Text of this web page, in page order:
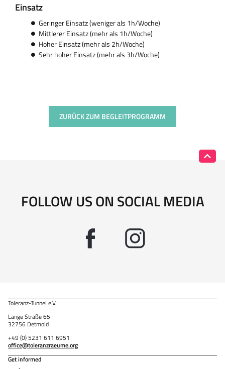
Einsatz
Geringer Einsatz (weniger als 1h/Woche)
Mittlerer Einsatz (mehr als 1h/Woche)
Hoher Einsatz (mehr als 2h/Woche)
Sehr hoher Einsatz (mehr als 3h/Woche)
ZURÜCK ZUM BEGLEITPROGRAMM
FOLLOW US ON SOCIAL MEDIA
Toleranz-Tunnel e.V.
Lange Straße 65
32756 Detmold
+49 (0) 5231 611 6951
office@toleranzraeume.org
Get informed